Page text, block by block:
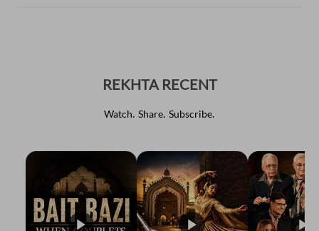
REKHTA RECENT
Watch. Share. Subscribe.